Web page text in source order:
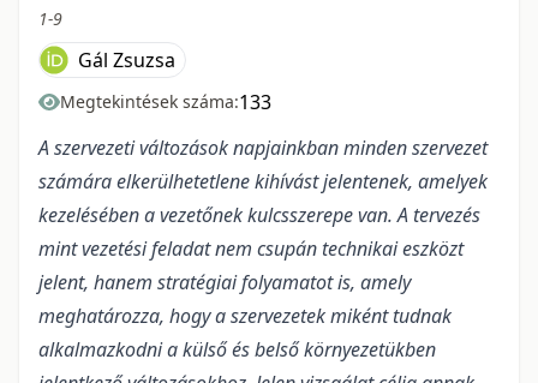
1-9
Gál Zsuzsa
Megtekintések száma:133
A szervezeti változások napjainkban minden szervezet
számára elkerülhetetlene kihívást jelentenek, amelyek
kezelésében a vezetőnek kulcsszerepe van. A tervezés
mint vezetési feladat nem csupán technikai eszközt
jelent, hanem stratégiai folyamatot is, amely
meghatározza, hogy a szervezetek miként tudnak
alkalmazkodni a külső és belső környezetükben